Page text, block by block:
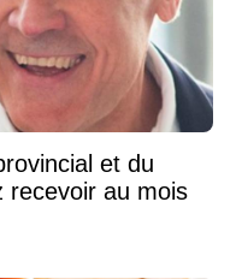
et du
recevoir au mois